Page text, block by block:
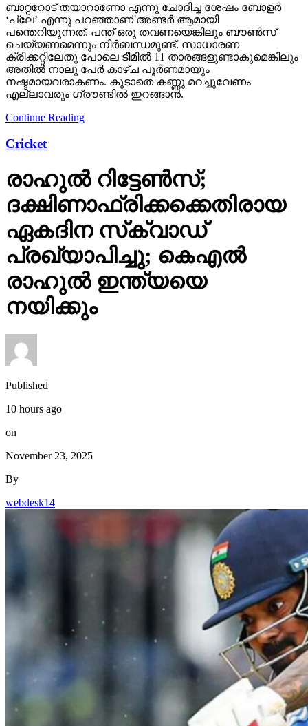
ബാറ്ററോട് തയാറാണോ എന്നു ചോദിച്ച ശേഷം ബോളർ
‘പ്ലേ’ എന്നു പറഞ്ഞാണ് അണ്ടർ ആമായി
പന്തെറിയുന്നത്. പന്ത് ഒരു തവണയെങ്കിലും ബൗണ്‍സ്
ചെയ്യണമെന്നും നിർബന്ധമുണ്ട്. സാധാരണ
ക്രിക്കറ്റിലേതു പോലെ ടീമിൽ 11 താരങ്ങളുണ്ടാകുമെങ്കിലും
അതിൽ നാലു പേര്‍ കാഴ്ച പൂർണമായും
നഷ്ടമായവരാകണം. കൂടാതെ കണ്ണു മറച്ചുവേണം
എല്ലാവരും ഗ്രൗണ്ടിൽ ഇറങ്ങാൻ.
Continue Reading
Cricket
രാഹുൽ റിട്ടേൺസ്;
ദക്ഷിണാഫ്രിക്കക്കെതിരായ
ഏകദിന സ്‌ക്വാഡ്
പ്രഖ്യാപിച്ചു; കെഎൽ
രാഹുൽ ഇന്ത്യയെ
നയിക്കും
Published
10 hours ago
on
November 23, 2025
By
webdesk14